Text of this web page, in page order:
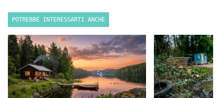
POTREBBE INTERESSARTI ANCHE